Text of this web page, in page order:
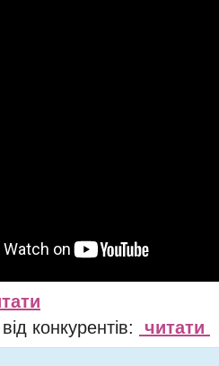
конкурентів: читати